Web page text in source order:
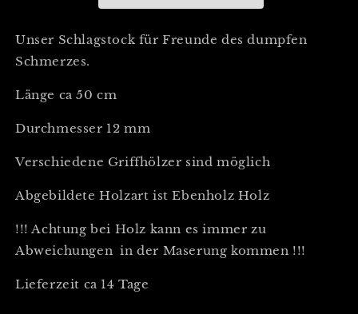
Unser Schlagstock für Freunde des dumpfen
Schmerzes.
Länge ca 50 cm
Durchmesser 12 mm
Verschiedene Griffhölzer sind möglich
Abgebildete Holzart ist Ebenholz Holz
!!! Achtung bei Holz kann es immer zu
Abweichungen in der Maserung kommen !!!
Lieferzeit ca 14 Tage